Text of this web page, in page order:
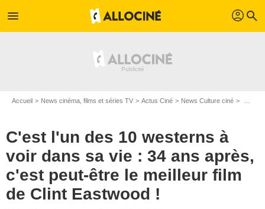
menu profil search
Accueil News cinéma, films et séries TV Actus Ciné News Culture ciné
C'est l'un des 10 westerns à
voir dans sa vie : 34 ans après,
c'est peut-être le meilleur film
de Clint Eastwood !